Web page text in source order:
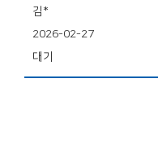
김*
2026-02-27
대기